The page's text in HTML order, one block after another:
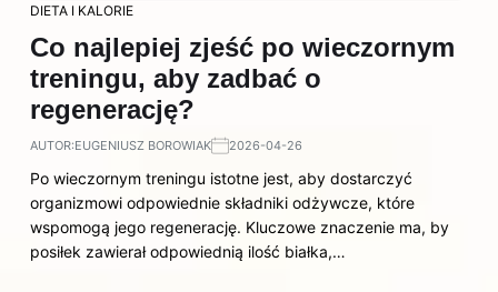
DIETA I KALORIE
Co najlepiej zjeść po wieczornym
treningu, aby zadbać o
regenerację?
AUTOR:EUGENIUSZ BOROWIAK 2026-04-26
Po wieczornym treningu istotne jest, aby dostarczyć
organizmowi odpowiednie składniki odżywcze, które
wspomogą jego regenerację. Kluczowe znaczenie ma, by
posiłek zawierał odpowiednią ilość białka,…